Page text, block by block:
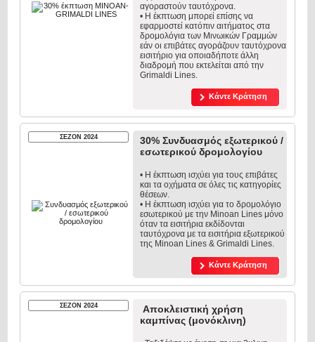
αγοραστούν ταυτόχρονα.
• Η έκπτωση μπορεί επίσης να
εφαρμοστεί κατόπιν αιτήματος στα
δρομολόγια των Μινωικών Γραμμών
εάν οι επιβάτες αγοράζουν ταυτόχρονα
εισιτήριο για οποιαδήποτε άλλη
διαδρομή που εκτελείται από την
Grimaldi Lines.
Κάντε Κράτηση
ΣΕΖΟΝ 2024
30% Συνδυασμός εξωτερικού /
εσωτερικού δρομολογίου
• Η έκπτωση ισχύει για τους επιβάτες
και τα οχήματα σε όλες τις κατηγορίες
θέσεων.
• Η έκπτωση ισχύει για το δρομολόγιο
εσωτερικού με την Minoan Lines μόνο
όταν τα εισιτήρια εκδίδονται
ταυτόχρονα με τα εισιτήρια εξωτερικού
της Minoan Lines & Grimaldi Lines.
Κάντε Κράτηση
ΣΕΖΟΝ 2024
Αποκλειστική χρήση
καμπίνας (μονόκλινη)